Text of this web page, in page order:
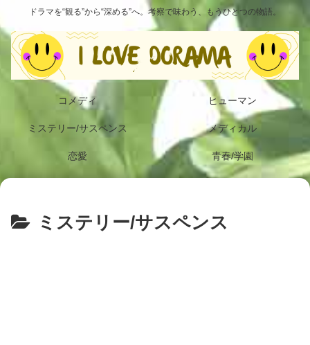
ドラマを“観る”から“深める”へ。考察で味わう、もうひとつの物語。
コメディ ヒューマン
ミステリー/サスペンス メディカル
恋愛 青春/学園
ミステリー/サスペンス